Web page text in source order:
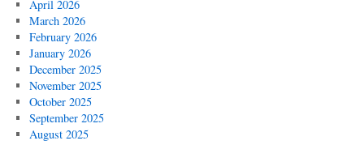
April 2026
March 2026
February 2026
January 2026
December 2025
November 2025
October 2025
September 2025
August 2025